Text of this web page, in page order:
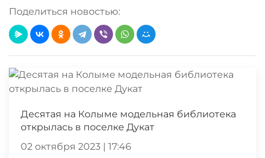
Поделиться новостью:
Десятая на Колыме модельная библиотека
открылась в поселке Дукат
02 октября 2023 | 17:46